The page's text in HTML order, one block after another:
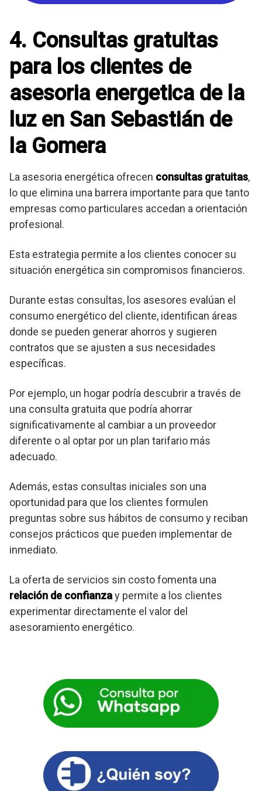
4. Consultas gratuitas
para los clientes de
asesoria energetica de la
luz en San Sebastián de
la Gomera
La asesoria energética ofrecen consultas gratuitas,
lo que elimina una barrera importante para que tanto
empresas como particulares accedan a orientación
profesional.
Esta estrategia permite a los clientes conocer su
situación energética sin compromisos financieros.
Durante estas consultas, los asesores evalúan el
consumo energético del cliente, identifican áreas
donde se pueden generar ahorros y sugieren
contratos que se ajusten a sus necesidades
específicas.
Por ejemplo, un hogar podría descubrir a través de
una consulta gratuita que podría ahorrar
significativamente al cambiar a un proveedor
diferente o al optar por un plan tarifario más
adecuado.
Además, estas consultas iniciales son una
oportunidad para que los clientes formulen
preguntas sobre sus hábitos de consumo y reciban
consejos prácticos que pueden implementar de
inmediato.
La oferta de servicios sin costo fomenta una
relación de confianzay permite a los clientes
experimentar directamente el valor del
asesoramiento energético.